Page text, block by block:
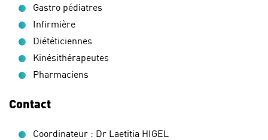
Gastro pédiatres
Infirmière
Diététiciennes
Kinésithérapeutes
Pharmaciens
Contact
Coordinateur : Dr Laetitia HIGEL